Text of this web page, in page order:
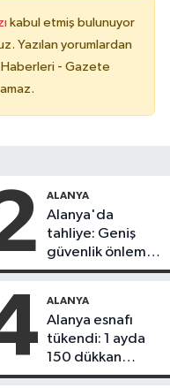
kabul etmiş bulunuyor
Yazılan yorumlardan
Haberleri - Gazete
ALANYA
Alanya'da
tahliye: Geniş
güvenlik önlemi
alındı
ALANYA
Alanya esnafı
tükendi: 1 ayda
150 dükkan
kapandı